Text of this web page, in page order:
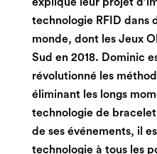
technologie RFID dans
monde, dont les Jeux
Sud en 2018. Dominic
révolutionné les
éliminant les longs
technologie de
de ses événements, il
technologie à tous les